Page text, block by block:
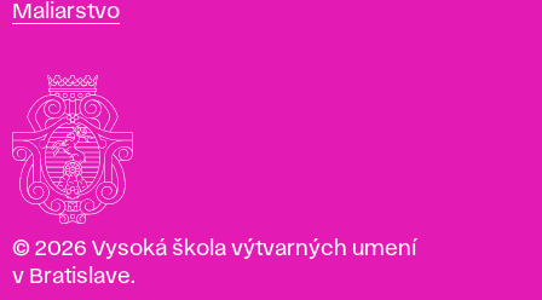
Katedry
Maliarstvo
© 2026 Vysoká škola výtvarných umení
v Bratislave.